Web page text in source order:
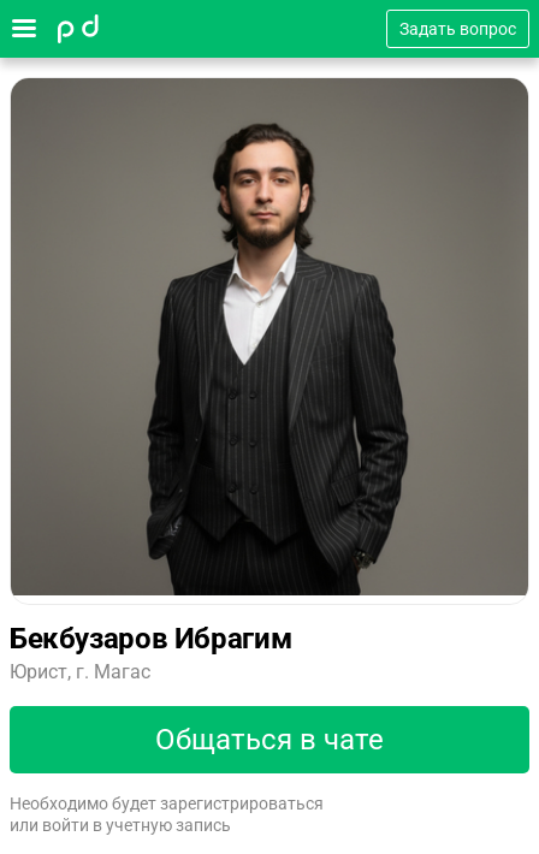
Задать вопрос
Бекбузаров Ибрагим
Юрист, г. Магас
Общаться в чате
Необходимо будет зарегистрироваться
или войти в учетную запись